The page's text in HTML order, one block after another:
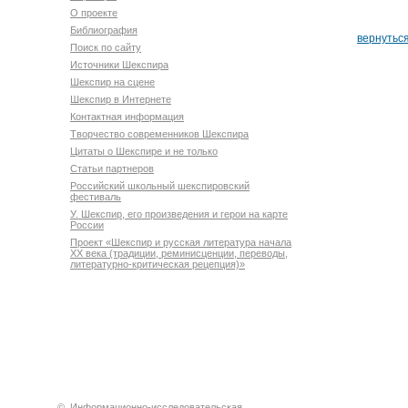
О проекте
Библиография
Поиск по сайту
Источники Шекспира
Шекспир на сцене
Шекспир в Интернете
Контактная информация
Творчество современников Шекспира
Цитаты о Шекспире и не только
Статьи партнеров
Российский школьный шекспировский
фестиваль
У. Шекспир, его произведения и герои на карте
России
Проект «Шекспир и русская литература начала
XX века (традиции, реминисценции, переводы,
литературно-критическая рецепция)»